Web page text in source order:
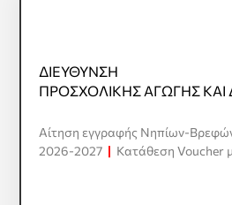
ΔΙΕΥΘΥΝΣΗ
ΠΡΟΣΧΟΛΙΚΗΣ ΑΓΩΓΗΣ
Αίτηση εγγραφής Νηπίων-Βρεφών
2026-2027 | Κατάθεση Voucher
ΔΙΕΥΘΥΝΣΗ
ΠΡΟΣΧΟΛΙΚΗΣ ΑΓΩΓΗΣ
Προβολή όλων